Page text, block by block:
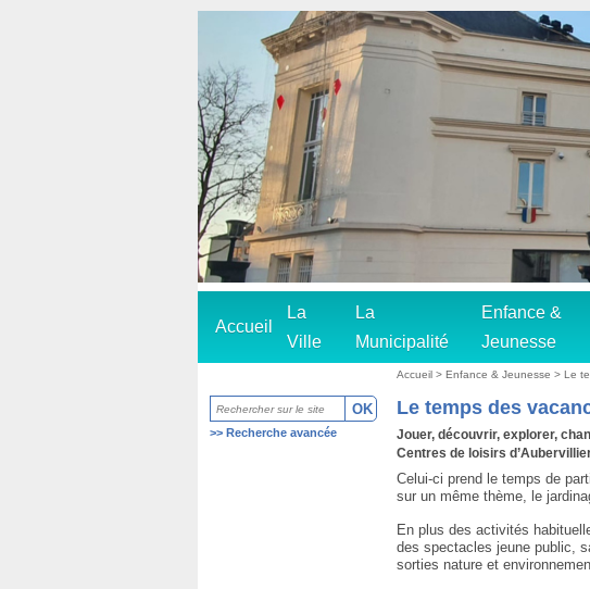
Accueil
La
Ville
La
Municipalité
Enfance &
Jeunesse
>> Recherche avancée
Accueil >Enfance & Jeunesse>Le
Le temps des
Jouer, découvrir, explorer,
Centres de loisirs
Celui-ci prend le temps de
sur un même thème, le
En plus des activités
des spectacles jeune public,
sorties nature et